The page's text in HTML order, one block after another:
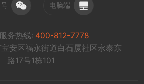
电脑端
务热线: 400-812-7778
安区福永街道白石厦社区永泰东
路17号1栋101